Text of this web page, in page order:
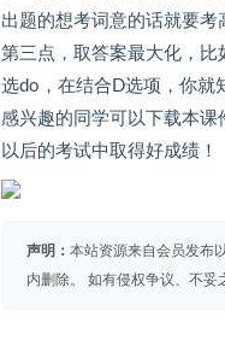
出题的想考词意的话就要考
第三点，取答案最大化，比
选do，在结合D选项，你就
感兴趣的同学可以下载本
以后的考试中取得好成绩！
声明： 本站资源来自会员发布
内删除。 如有侵权争议、不妥